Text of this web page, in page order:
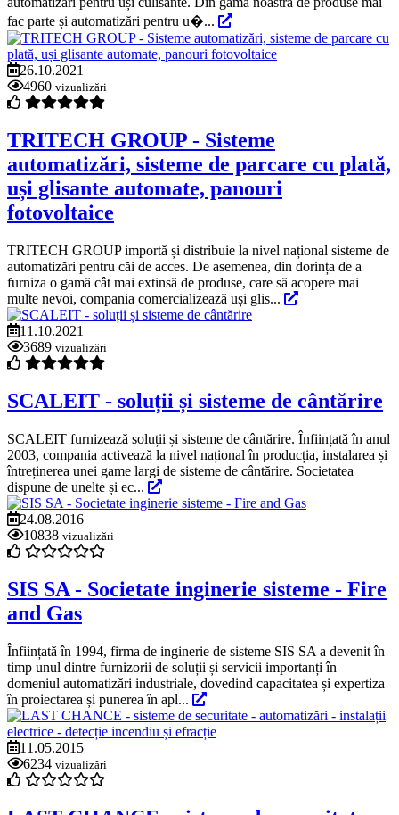
fac parte și automatizări pentru u�...
26.10.2021
4960 vizualizări
TRITECH GROUP - Sisteme
automatizări, sisteme de parcare cu plată,
uși glisante automate, panouri
fotovoltaice
TRITECH GROUP importă și distribuie la nivel național sisteme de
automatizări pentru căi de acces. De asemenea, din dorința de a
furniza o gamă cât mai extinsă de produse, care să acopere mai
multe nevoi, compania comercializează uși glis...
11.10.2021
3689 vizualizări
SCALEIT - soluții și sisteme de cântărire
SCALEIT furnizează soluții și sisteme de cântărire. Înființată în anul
2003, compania activează la nivel național în producția, instalarea și
întreținerea unei game largi de sisteme de cântărire. Societatea
dispune de unelte și ec...
24.08.2016
10838 vizualizări
SIS SA - Societate inginerie sisteme - Fire
and Gas
Înființată în 1994, firma de inginerie de sisteme SIS SA a devenit în
timp unul dintre furnizorii de soluții și servicii importanți în
domeniul automatizări industriale, dovedind capacitatea și expertiza
în proiectarea și punerea în apl...
11.05.2015
6234 vizualizări